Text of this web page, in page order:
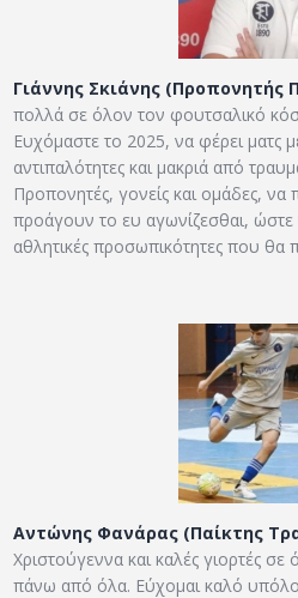
Γιάννης Σκιάνης (Προπονητής
πολλά σε όλον τον φουτσαλικό
Ευχόμαστε το 2025, να φέρει ματς
αντιπαλότητες και μακριά από
Προπονητές, γονείς και ομάδες,
προάγουν το ευ αγωνίζεσθαι,
αθλητικές προσωπικότητες που
Αντώνης Φανάρας (Παίκτης
Χριστούγεννα και καλές γιορτές σε
πάνω από όλα. Εύχομαι καλό